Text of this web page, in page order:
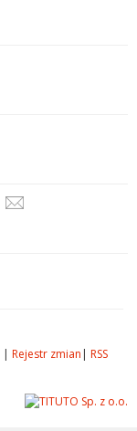
| Rejestr zmian | RSS